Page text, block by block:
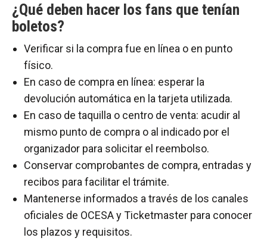
¿Qué deben hacer los fans que tenían
boletos?
Verificar si la compra fue en línea o en punto
físico.
En caso de compra en línea: esperar la
devolución automática en la tarjeta utilizada.
En caso de taquilla o centro de venta: acudir al
mismo punto de compra o al indicado por el
organizador para solicitar el reembolso.
Conservar comprobantes de compra, entradas y
recibos para facilitar el trámite.
Mantenerse informados a través de los canales
oficiales de OCESA y Ticketmaster para conocer
los plazos y requisitos.